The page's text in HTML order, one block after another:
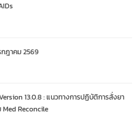
ฎาคม 2569
13.0.8 : แนวทางการปฏิบัติการสั่งยา
Med Reconcile